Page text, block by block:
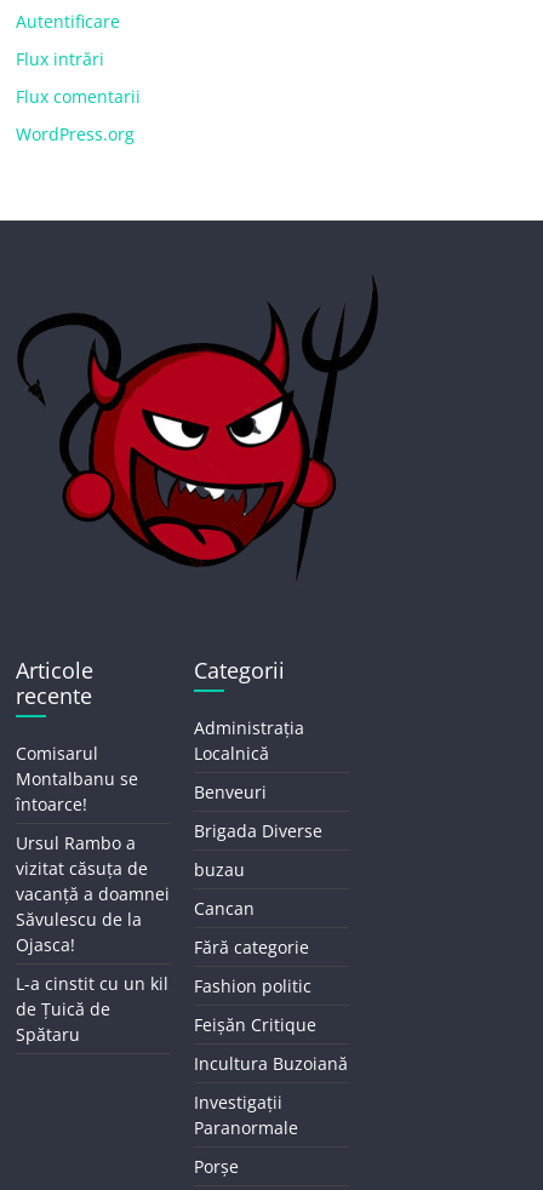
Autentificare
Flux intrări
Flux comentarii
WordPress.org
Articole
recente
Comisarul
Montalbanu se
întoarce!
Ursul Rambo a
vizitat căsuța de
vacanță a doamnei
Săvulescu de la
Ojasca!
L-a cinstit cu un kil
de Țuică de
Spătaru
Categorii
Administrația
Localnică
Benveuri
Brigada Diverse
buzau
Cancan
Fără categorie
Fashion politic
Feișăn Critique
Incultura Buzoiană
Investigații
Paranormale
Porșe